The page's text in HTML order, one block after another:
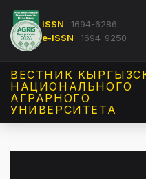
ISSN
1694-6286
e-ISSN
1694-9250
ВЕСТНИК
НАЦИОНАЛЬНОГО
АГРАРНОГО
УНИВЕРСИТЕТА